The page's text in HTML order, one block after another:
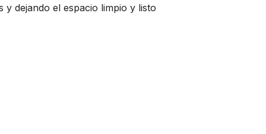
y dejando el espacio limpio y listo